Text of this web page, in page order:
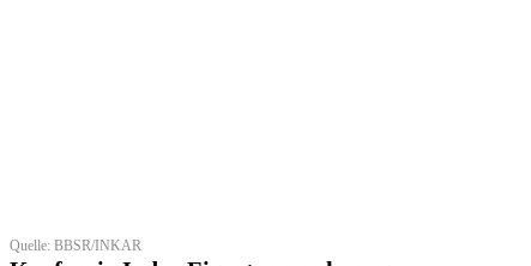
Quelle: BBSR/INKAR